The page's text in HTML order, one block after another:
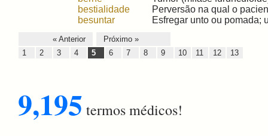
bestialidade
Perversão na qual o
besuntar
Esfregar unto ou pomada;
« Anterior
Próximo »
1
2 3 4 5 6 7 8 9 10 11 12 13
9,195 termos médicos!